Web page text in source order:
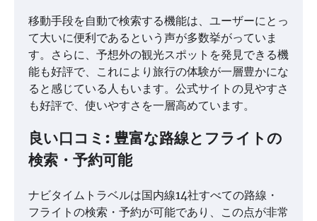
移動手段を自動で検索する機能は、ユーザーにとっ
て大いに便利であるという声が多数挙がっていま
す。さらに、予想外の観光スポットを発見できる機
能も好評で、これにより旅行の体験が一層豊かにな
ると感じている人もいます。公式サイトの見やすさ
も好評で、使いやすさを一層高めています。
良い口コミ: 豊富な路線とフライトの
検索・予約可能
ナビタイムトラベルは国内線14社すべての路線・
フライトの検索・予約が可能であり、この点が非常